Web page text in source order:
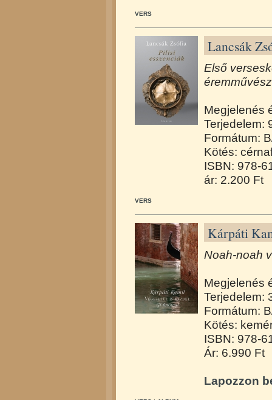
VERS
Lancsák
Első
Megjelenés
Terjedelem:
Formátum:
Kötés:
ISBN: 978-
ár: 2.200 Ft
VERS
Kárpáti
Noah-noah
Megjelenés
Terjedelem:
Formátum:
Kötés:
ISBN: 978-
Ár: 6.990 Ft
Lapozzon